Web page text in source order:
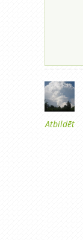
Atbildēt